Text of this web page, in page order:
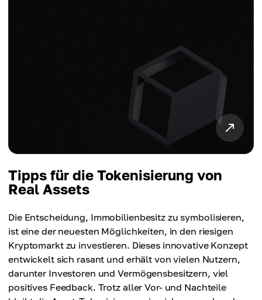
Tipps für die Tokenisierung von
Real Assets
Die Entscheidung, Immobilienbesitz zu symbolisieren,
ist eine der neuesten Möglichkeiten, in den riesigen
Kryptomarkt zu investieren. Dieses innovative Konzept
entwickelt sich rasant und erhält von vielen Nutzern,
darunter Investoren und Vermögensbesitzern, viel
positives Feedback. Trotz aller Vor- und Nachteile